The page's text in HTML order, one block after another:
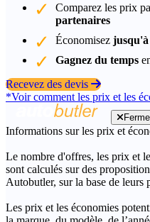
Comparez les prix
partenaires
Économisez
Gagnez du temps
Recevez des devis
*Voir comment les prix et les
Informations sur les prix et
Le nombre d'offres, les prix et
sont calculés sur des
Autobutler, sur la base de
Les prix et les économies